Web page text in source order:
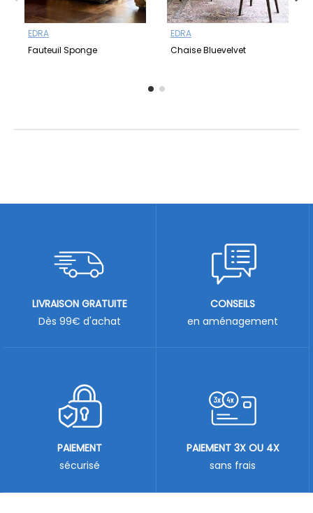
EDRA
Fauteuil Sponge
EDRA
Chaise Bluevelvet
LIVRAISON GRATUITE
Dès 99€ d'achat
CONSEILS
en aménagement
PAIEMENT
sécurisé
PAIEMENT 3X OU 4X
sans frais